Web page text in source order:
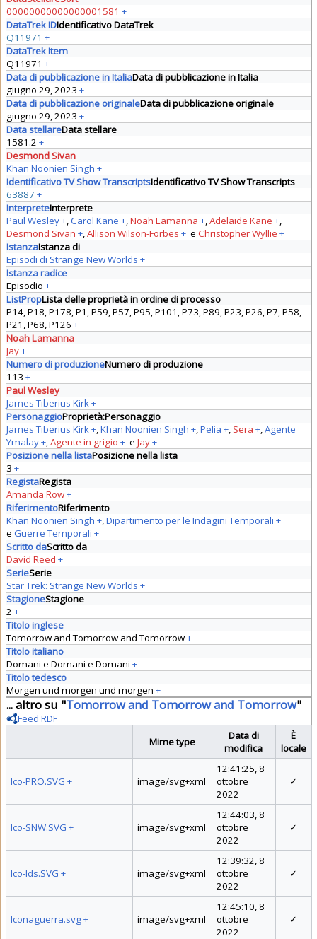
00000000000000001581 +
DataTrek IDIdentificativo DataTrek
Q11971 +
DataTrek Item
Q11971 +
Data di pubblicazione in ItaliaData di pubblicazione in Italia
giugno 29, 2023 +
Data di pubblicazione originaleData di pubblicazione originale
giugno 29, 2023 +
Data stellareData stellare
1581.2 +
Desmond Sivan
Khan Noonien Singh +
Identificativo TV Show TranscriptsIdentificativo TV Show Transcripts
63887 +
InterpreteInterprete
Paul Wesley+,Carol Kane +,Noah Lamanna +,Adelaide Kane +,
Desmond Sivan +,Allison Wilson-Forbes +e Christopher Wyllie +
IstanzaIstanza di
Episodi di Strange New Worlds +
Istanza radice
Episodio +
ListPropLista delle proprietà in ordine di processo
P14, P18, P178, P1, P59, P57, P95, P101, P73, P89, P23, P26, P7, P58,
P21, P68, P126 +
Noah Lamanna
Jay+
Numero di produzioneNumero di produzione
113 +
Paul Wesley
James Tiberius Kirk+
PersonaggioProprietà:Personaggio
James Tiberius Kirk+,Khan Noonien Singh +,Pelia +, Sera +,Agente
Ymalay+,Agente in grigio +e Jay+
Posizione nella listaPosizione nella lista
3 +
RegistaRegista
Amanda Row+
RiferimentoRiferimento
Khan Noonien Singh +,Dipartimento per le Indagini Temporali +
e Guerre Temporali +
Scritto daScritto da
David Reed +
SerieSerie
Star Trek: Strange New Worlds +
StagioneStagione
2 +
Titolo inglese
Tomorrow and Tomorrow and Tomorrow+
Titolo italiano
Domani e Domani e Domani +
Titolo tedesco
Morgen und morgen und morgen +
... altro su "Tomorrow and Tomorrow and Tomorrow"
Feed RDF
Mime type
Data di
modifica
È
locale
Ico-PRO.SVG + image/svg+xml
12:41:25, 8
ottobre
2022
✓
Ico-SNW.SVG + image/svg+xml
12:44:03, 8
ottobre
2022
✓
Ico-lds.SVG + image/svg+xml
12:39:32, 8
ottobre
2022
✓
Iconaguerra.svg+ image/svg+xml
12:45:10, 8
ottobre
2022
✓